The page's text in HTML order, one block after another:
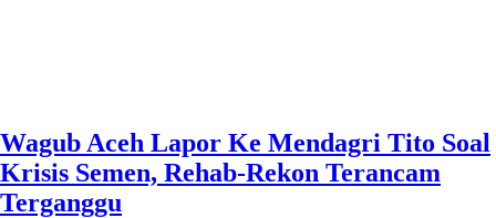
Wagub Aceh Lapor Ke Mendagri Tito Soal
Krisis Semen, Rehab-Rekon Terancam
Terganggu